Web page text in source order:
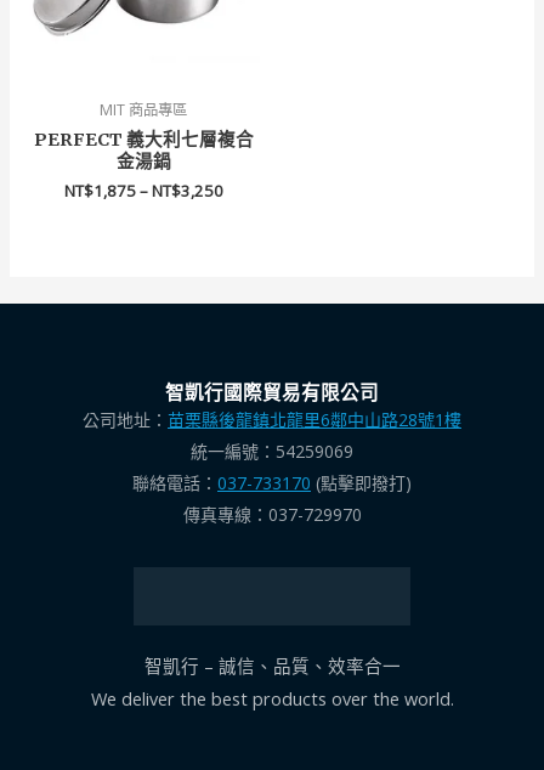
MIT 商品專區
PERFECT 義大利七層複合
金湯鍋
NT$1,875–NT$3,250
智凱行國際貿易有限公司
公司地址： 苗栗縣後龍鎮北龍里6鄰中山路28號1樓
統一編號：54259069
聯絡電話： 037-733170 (點擊即撥打)
傳真專線：037-729970
智凱行 – 誠信、品質、效率合一
We deliver the best products over the world.